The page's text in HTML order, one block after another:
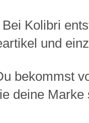
Bei Kolibri
und
bekommst
deine Marke